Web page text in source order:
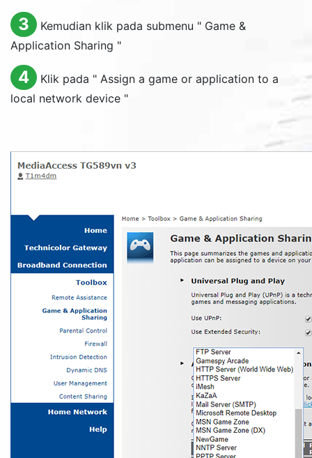
3 Kemudian klik pada submenu " Game &
Application Sharing "
4 Klik pada " Assign a game or application to a
local network device "